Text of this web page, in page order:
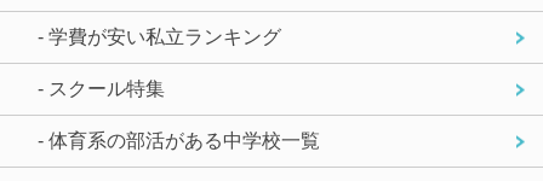
- 学費が安い私立ランキング
- スクール特集
- 体育系の部活がある中学校一覧